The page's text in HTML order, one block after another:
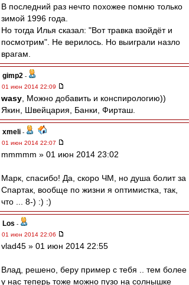
В последний раз нечто похожее помню только
зимой 1996 года.
Но тогда Илья сказал: "Вот травка взойдёт и
посмотрим". Не верилось. Но выиграли назло
врагам.
gimp2 -
01 июн 2014 22:09
wasy , Можно добавить и конспирологию))
Якин, Швейцария, Банки, Фирташ.
xmeli -
01 июн 2014 22:07
mmmmm » 01 июн 2014 23:02
Марк, спасибо! Да, скоро ЧМ, но душа болит за
Спартак, вообще по жизни я оптимистка, так,
что ... 8-) :) :)
Los -
01 июн 2014 22:06
vlad45 » 01 июн 2014 22:55
Влад, решено, беру пример с тебя .. тем более
у нас теперь тоже можно пузо на солнышке